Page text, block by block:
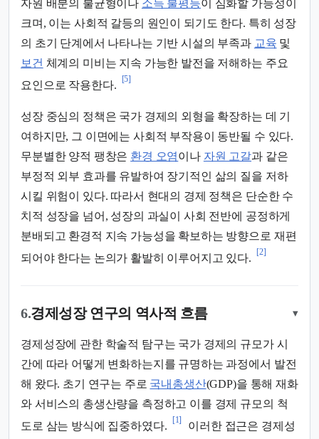
자원 배분의 불균형이나 소득 불평등이 심화할 가능성이
크며, 이는 사회적 갈등의 원인이 되기도 한다. 특히 성장
의 초기 단계에서 나타나는 기반 시설의 부족과 교육 및
보건 체계의 미비는 지속 가능한 발전을 저해하는 주요
요인으로 작용한다.
[5]
성장 중심의 정책은 국가 경제의 외형을 확장하는 데 기
여하지만, 그 이면에는 사회적 부작용이 동반될 수 있다.
무분별한 양적 팽창은 환경 오염이나 자원 고갈과 같은
부정적 외부 효과를 유발하여 장기적인 삶의 질을 저하
시킬 위험이 있다. 따라서 현대의 경제 정책은 단순한 수
치적 성장을 넘어, 성장의 과실이 사회 전반에 공정하게
분배되고 환경적 지속 가능성을 확보하는 방향으로 재편
되어야 한다는 논의가 활발히 이루어지고 있다.
[2]
6.경제성장 연구의 역사적 흐름 ▾
경제성장에 관한 학술적 탐구는 국가 경제의 규모가 시
간에 따라 어떻게 변화하는지를 규명하는 과정에서 발전
해 왔다. 초기 연구는 주로 국내총생산(GDP)을 통해 재화
와 서비스의 총생산량을 측정하고 이를 경제 규모의 척
도로 삼는 방식에 집중하였다.
[1]
이러한 접근은 경제성